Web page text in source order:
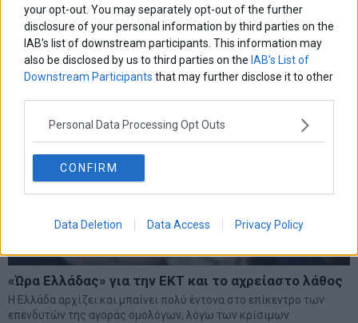
your opt-out. You may separately opt-out of the further
disclosure of your personal information by third parties on the
IAB’s list of downstream participants. This information may
also be disclosed by us to third parties on the IAB’s List of
Downstream Participants that may further disclose it to other
Personal Data Processing Opt Outs
CONFIRM
Data Deletion Data Access Privacy Policy
Κρίσιμη χαρακτηρίζει η Moody’s την απόφαση της ΕΚΤ για την
Ελλάδα και το κόστος δανεισμού της
26 Νοεμβρίου 2021 Ελλάδα · Οικονομία
«Ώρα Ελλάδας» για την ΕΚΤ και το αχρείαστο λάθος
Η Ελλάδα αρχίζει και μπαίνει πολύ έντονα στο επίκεντρο των
επενδυτών της αγοράς ομολόγων, λόγω των κρίσιμων